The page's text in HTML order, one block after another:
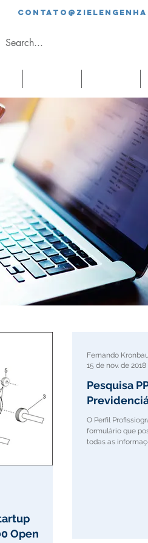
Open
Pesquisa
O Perfil
formulário que
todas as
Fernando
15 de nov. de 2018